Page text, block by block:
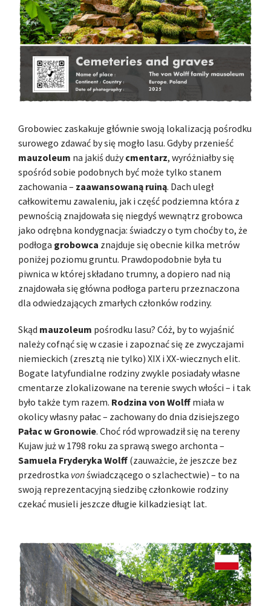
Grobowiec zaskakuje głównie swoją lokalizacją pośrodku
surowego zdawać by się mogło lasu. Gdyby przenieść
mauzoleum na jakiś dużycmentarz, wyróżniałby się
spośród sobie podobnych być może tylko stanem
zachowania – zaawansowaną ruiną. Dach uległ
całkowitemu zawaleniu, jak i część podziemna która z
pewnością znajdowała się niegdyś wewnątrz grobowca
jako odrębna kondygnacja: świadczy o tym choćby to, że
podłoga grobowca znajduje się obecnie kilka metrów
poniżej poziomu gruntu. Prawdopodobnie była tu
piwnica w której składano trumny, a dopiero nad nią
znajdowała się główna podłoga parteru przeznaczona
dla odwiedzających zmarłych członków rodziny.
Skąd mauzoleum pośrodku lasu? Cóż, by to wyjaśnić
należy cofnąć się w czasie i zapoznać się ze zwyczajami
niemieckich (zresztą nie tylko) XIX i XX-wiecznych elit.
Bogate latyfundialne rodziny zwykle posiadały własne
cmentarze zlokalizowane na terenie swych włości – i tak
było także tym razem. Rodzina von Wolff miała w
okolicy własny pałac – zachowany do dnia dzisiejszego
Pałac w Gronowie. Choć ród wprowadził się na tereny
Kujaw już w 1798 roku za sprawą swego archonta –
Samuela Fryderyka Wolff (zauważcie, że jeszcze bez
przedrostka vonświadczącego o szlachectwie) – to na
swoją reprezentacyjną siedzibę członkowie rodziny
czekać musieli jeszcze długie kilkadziesiąt lat.